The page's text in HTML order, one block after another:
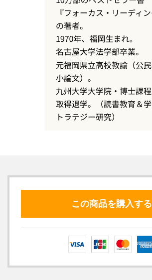
この商品を購入する